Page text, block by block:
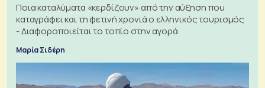
Ποια καταλύματα «κερδίζουν» από την αύξηση που
καταγράφει και τη φετινή χρονιά ο ελληνικός τουρισμός
- Διαφοροποιείται το τοπίο στην αγορά
Μαρία Σιδέρη